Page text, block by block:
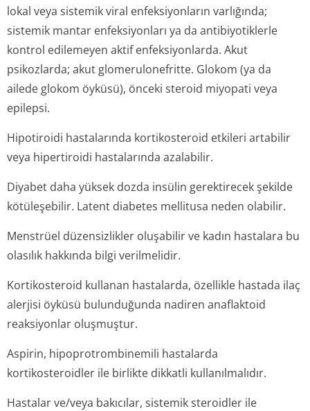
lokal veya sistemik viral enfeksiyonların varlığında;
sistemik mantar enfeksiyonları ya da antibiyotiklerle
kontrol edilemeyen aktif enfeksiyonlarda. Akut
psikozlarda; akut glomerulonefritte. Glokom (ya da
ailede glokom öyküsü), önceki steroid miyopati veya
epilepsi.
Hipotiroidi hastalarında kortikosteroid etkileri artabilir
veya hipertiroidi hastalarında azalabilir.
Diyabet daha yüksek dozda insülin gerektirecek şekilde
kötüleşebilir. Latent diabetes mellitusa neden olabilir.
Menstrüel düzensizlikler oluşabilir ve kadın hastalara bu
olasılık hakkında bilgi verilmelidir.
Kortikosteroid kullanan hastalarda, özellikle hastada ilaç
alerjisi öyküsü bulunduğunda nadiren anaflaktoid
reaksiyonlar oluşmuştur.
Aspirin, hipoprotrombinemili hastalarda
kortikosteroidler ile birlikte dikkatli kullanılmalıdır.
Hastalar ve/veya bakıcılar, sistemik steroidler ile